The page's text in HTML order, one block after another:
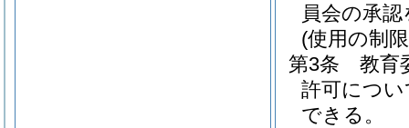
員会の承
(使用の制
第3条
教育
許可につ
できる。